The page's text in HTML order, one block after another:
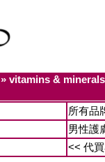
» vitamins &
所有品
男性護
<< 代